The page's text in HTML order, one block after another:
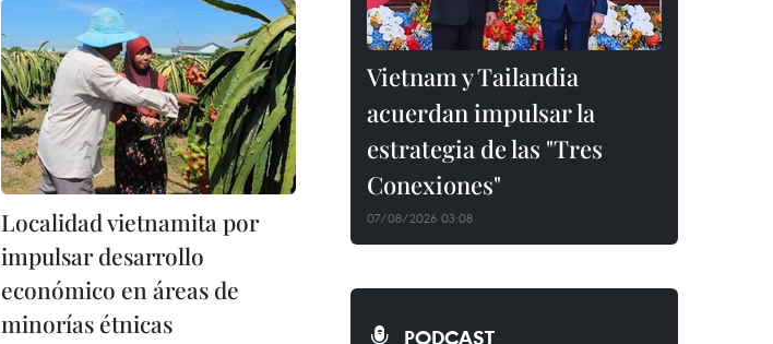
Localidad vietnamita por
impulsar desarrollo
económico en áreas de
minorías étnicas
Vietnam y Tailandia
acuerdan impulsar la
estrategia de las "Tres
Conexiones"
07/08/2026 03:08
PODCAST